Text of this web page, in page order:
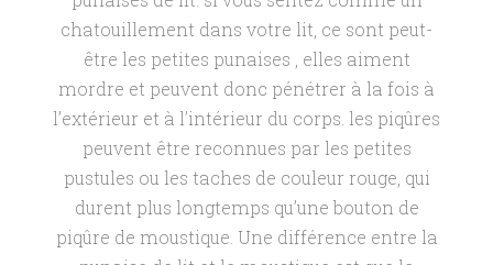
chatouillement dans votre lit, ce sont peut-
être les petites punaises , elles aiment
mordre et peuvent donc pénétrer à la fois à
l’extérieur et à l’intérieur du corps. les piqûres
peuvent être reconnues par les petites
pustules ou les taches de couleur rouge, qui
durent plus longtemps qu’une bouton de
piqûre de moustique. Une différence entre la